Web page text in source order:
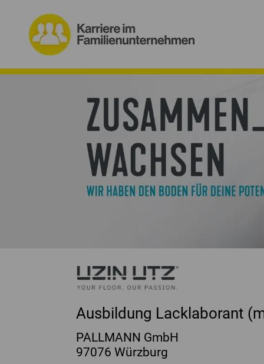
Ausbildung Lacklaborant
PALLMANN GmbH
97076 Würzburg